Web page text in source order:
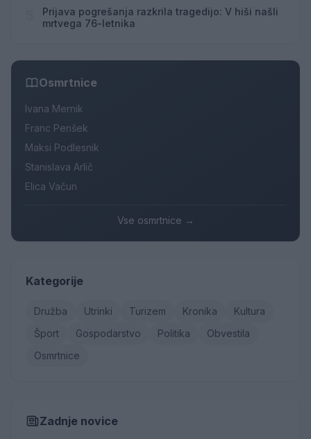
Prijava pogrešanja razkrila tragedijo: V hiši našli
mrtvega 76-letnika
Osmrtnice
Ivana Mernik
Franc Penšek
Maksi Podlesnik
Stanislava Arlič
Elica Vačun
Vse osmrtnice →
Kategorije
Družba Utrinki Turizem Kronika
Kultura
Šport
Gospodarstvo Politika
Obvestila
Osmrtnice
Zadnje novice